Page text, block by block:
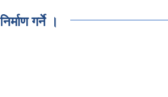
गर्ने ।